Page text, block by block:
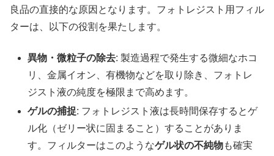
良品の直接的な原因となります。フォトレジスト用フィル
ターは、以下の役割を果たします。
異物・微粒子の除去: 製造過程で発生する微細なホコ
リ、金属イオン、有機物などを取り除き、フォトレ
ジスト液の純度を極限まで高めます。
ゲルの捕捉: フォトレジスト液は長時間保存するとゲ
ル化（ゼリー状に固まること）することがありま
す。フィルターはこのようなゲル状の不純物も確実